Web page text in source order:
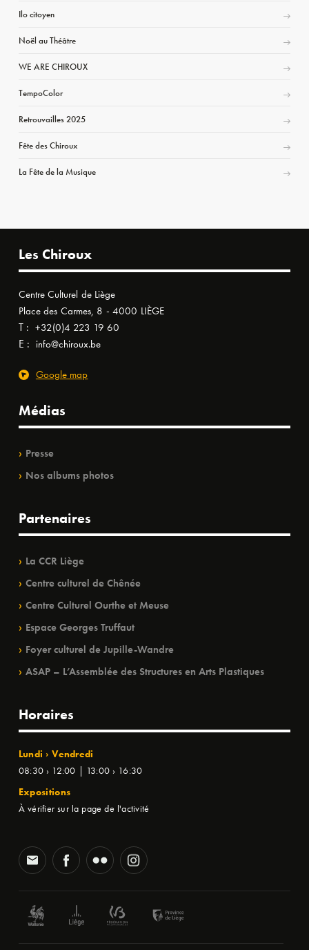
Ilo citoyen
Noël au Théâtre
WE ARE CHIROUX
TempoColor
Retrouvailles 2025
Fête des Chiroux
La Fête de la Musique
Les Chiroux
Centre Culturel de Liège
Place des Carmes, 8 - 4000 LIÈGE
T : +32(0)4 223 19 60
E : info@chiroux.be
Google map
Médias
Presse
Nos albums photos
Partenaires
La CCR Liège
Centre culturel de Chênée
Centre Culturel Ourthe et Meuse
Espace Georges Truffaut
Foyer culturel de Jupille-Wandre
ASAP – L’Assemblée des Structures en Arts Plastiques
Horaires
Lundi › Vendredi
08:30 › 12:00 | 13:00 › 16:30
Expositions
À vérifier sur la page de l'activité